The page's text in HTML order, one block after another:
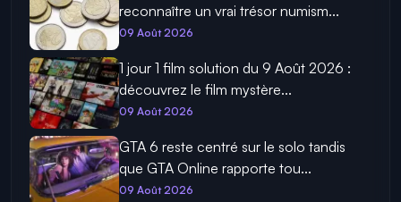
reconnaître un vrai trésor numism...
09 Août 2026
1 jour 1 film solution du 9 Août 2026 :
découvrez le film mystère...
09 Août 2026
GTA 6 reste centré sur le solo tandis
que GTA Online rapporte tou...
09 Août 2026